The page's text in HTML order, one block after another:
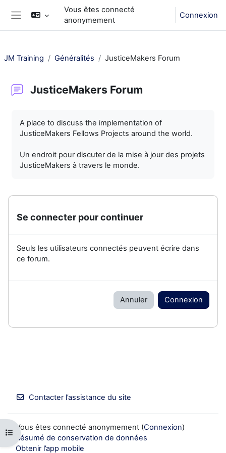
Passer au contenu principal
Panneau latéral
Vous êtes connecté
anonymement
Connexion
Ouvrir l’index du cours
JM Training Généralités JusticeMakers Forum
JusticeMakers Forum
A place to discuss the implementation of
JusticeMakers Fellows Projects around the world.
Un endroit pour discuter de la mise à jour des projets
JusticeMakers à travers le monde.
Se connecter pour continuer
Seuls les utilisateurs connectés peuvent écrire dans
ce forum.
Annuler Connexion
Contacter l’assistance du site
Vous êtes connecté anonymement (Connexion)
Résumé de conservation de données
Obtenir l’app mobile